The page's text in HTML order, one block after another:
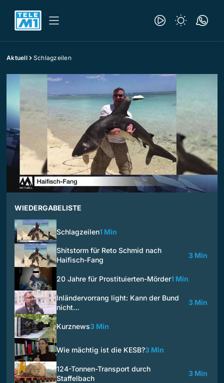
Aktuell Schlagzeilen
WIEDERGABELISTE
Schlagzeilen1 Min
Shitstorm für Reto Schmid nach
Haifisch-Fang
3 Min
20 Jahre für Prostituierten-Mörder1 Min
Inländervorrang light: Kann der Bund
nicht…
3 Min
Kurznews3 Min
Wie mächtig ist die KESB?3 Min
124-Tonnen-Transport durch
Staffelbach
3 Min